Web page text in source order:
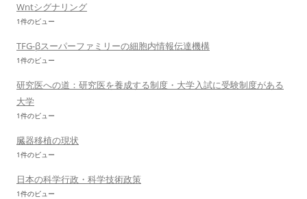
Wntシグナリング
1件のビュー
TFG-βスーパーファミリーの細胞内情報伝達機構
1件のビュー
研究医への道：研究医を養成する制度・大学入試に受験制度がある
大学
1件のビュー
臓器移植の現状
1件のビュー
日本の科学行政・科学技術政策
1件のビュー